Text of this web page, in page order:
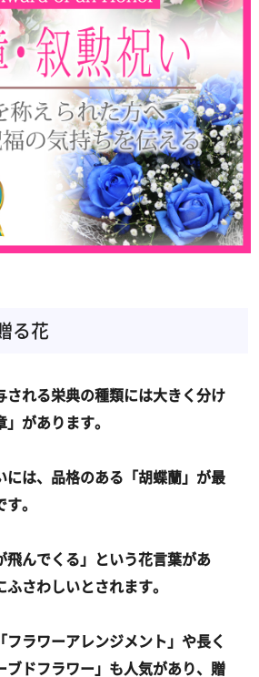
る花
される栄典の種類には大きく分け
があります。
には、品格のある「胡蝶蘭」が最
。
飛んでくる」という花言葉があ
さわしいとされます。
フラワーアレンジメント」や長く
ブドフラワー」も人気があり、贈